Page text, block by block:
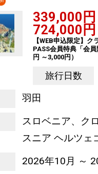
339,000円
724,000円
【WEB申込限定】ク
PASS会員特典「会
円 ～3,000円）
旅行日数
羽田
スロベニア、ク
スニア ヘルツェ
2026年10月 ～